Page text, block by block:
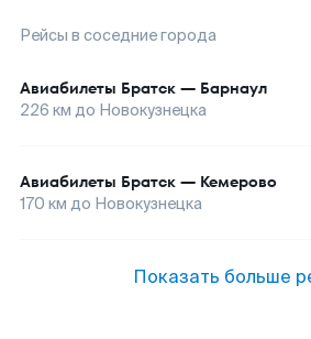
Рейсы в соседние города
Авиабилеты Братск — Барнаул
226 км до Новокузнецка
Авиабилеты Братск — Кемерово
170 км до Новокузнецка
Показать больше